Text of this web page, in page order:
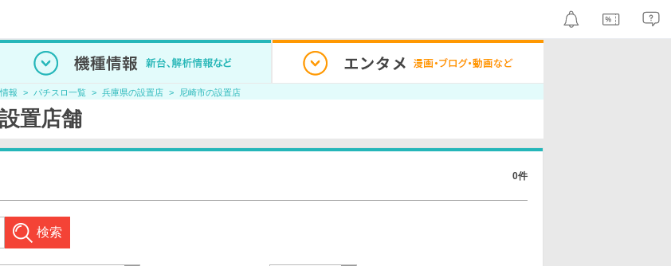
報 パチスロ一覧 兵庫県の設置店 尼崎市の設置店
置店舗
0件
検索